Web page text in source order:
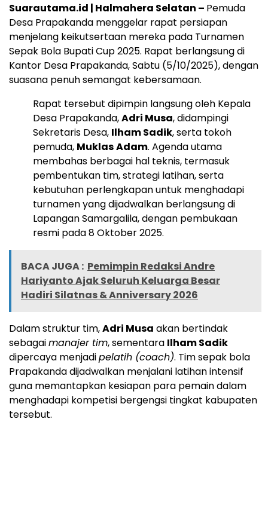
Suarautama.id | Halmahera Selatan – Pemuda
Desa Prapakanda menggelar rapat persiapan
menjelang keikutsertaan mereka pada Turnamen
Sepak Bola Bupati Cup 2025. Rapat berlangsung di
Kantor Desa Prapakanda, Sabtu (5/10/2025), dengan
suasana penuh semangat kebersamaan.
Rapat tersebut dipimpin langsung oleh Kepala
Desa Prapakanda,Adri Musa, didampingi
Sekretaris Desa, Ilham Sadik, serta tokoh
pemuda, MuklasAdam. Agenda utama
membahas berbagai hal teknis, termasuk
pembentukan tim, strategi latihan, serta
kebutuhan perlengkapan untuk menghadapi
turnamen yang dijadwalkan berlangsung di
Lapangan Samargalila, dengan pembukaan
resmi pada 8 Oktober 2025.
BACA JUGA : Pemimpin Redaksi Andre
Hariyanto Ajak Seluruh Keluarga Besar
Hadiri Silatnas & Anniversary 2026
Dalam struktur tim,Adri Musa akan bertindak
sebagaimanajer tim, sementara Ilham Sadik
dipercaya menjadipelatih (coach). Tim sepak bola
Prapakanda dijadwalkan menjalani latihan intensif
guna memantapkan kesiapan para pemain dalam
menghadapi kompetisi bergengsi tingkat kabupaten
tersebut.